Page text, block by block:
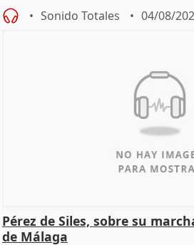
Sonido Totales 04/08/
Pérez de Siles, sobre su
de Málaga